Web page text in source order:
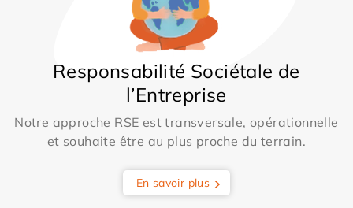
Responsabilité Sociétale de
l’Entreprise
Notre approche RSE est transversale, opérationnelle
et souhaite être au plus proche du terrain.
En savoir plus